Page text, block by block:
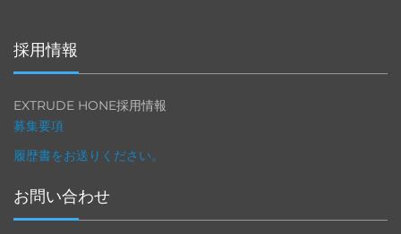
採用情報
EXTRUDE HONE採用情報
募集要項
履歴書をお送りください。
お問い合わせ